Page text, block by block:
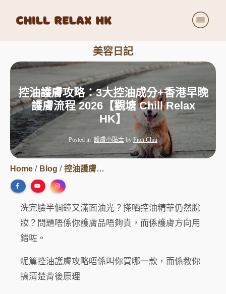
價目表
關於我們
小小商店
加入我們
美容日記
控油護膚攻略：3大控油成分+香港早晚
護膚流程 2026【觀塘 Chill Relax
HK】
Posted in 護膚小貼士 by Fion Chiu
Home / Blog / 控油護膚攻略：3大控油成分+香港早晚護膚流程 2026【觀塘 Chill Relax HK】
洗完臉半個鐘又滿面油光？搽哂控油精華仍然脫
妝？問題唔係你護膚品唔夠貴，而係護膚方向用
錯咗。
呢篇控油護膚攻略唔係叫你買哪一款，而係教你
搞清楚背後原理